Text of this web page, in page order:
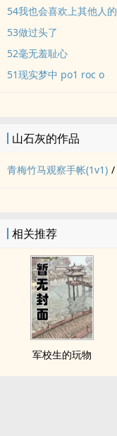
54我也会喜欢上其他人的
53做过头了
52毫无羞耻心
51现实梦中 po1 roc o
山石灰的作品
青梅竹马观察手帐(1v1) /
相关推荐
军校生的玩物